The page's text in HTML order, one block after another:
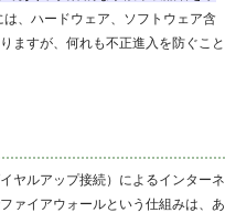
は、ハードウェア、ソフトウェア含
ますが、何れも不正進入を防ぐこと
ヤルアップ接続）によるインターネ
ァイアウォールという仕組みは、あ